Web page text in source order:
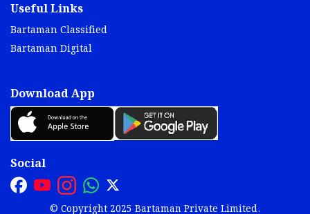
Useful Links
Bartaman Classified
Bartaman Digital
Download App
Social
© Copyright 2025 Bartaman Private Limited.